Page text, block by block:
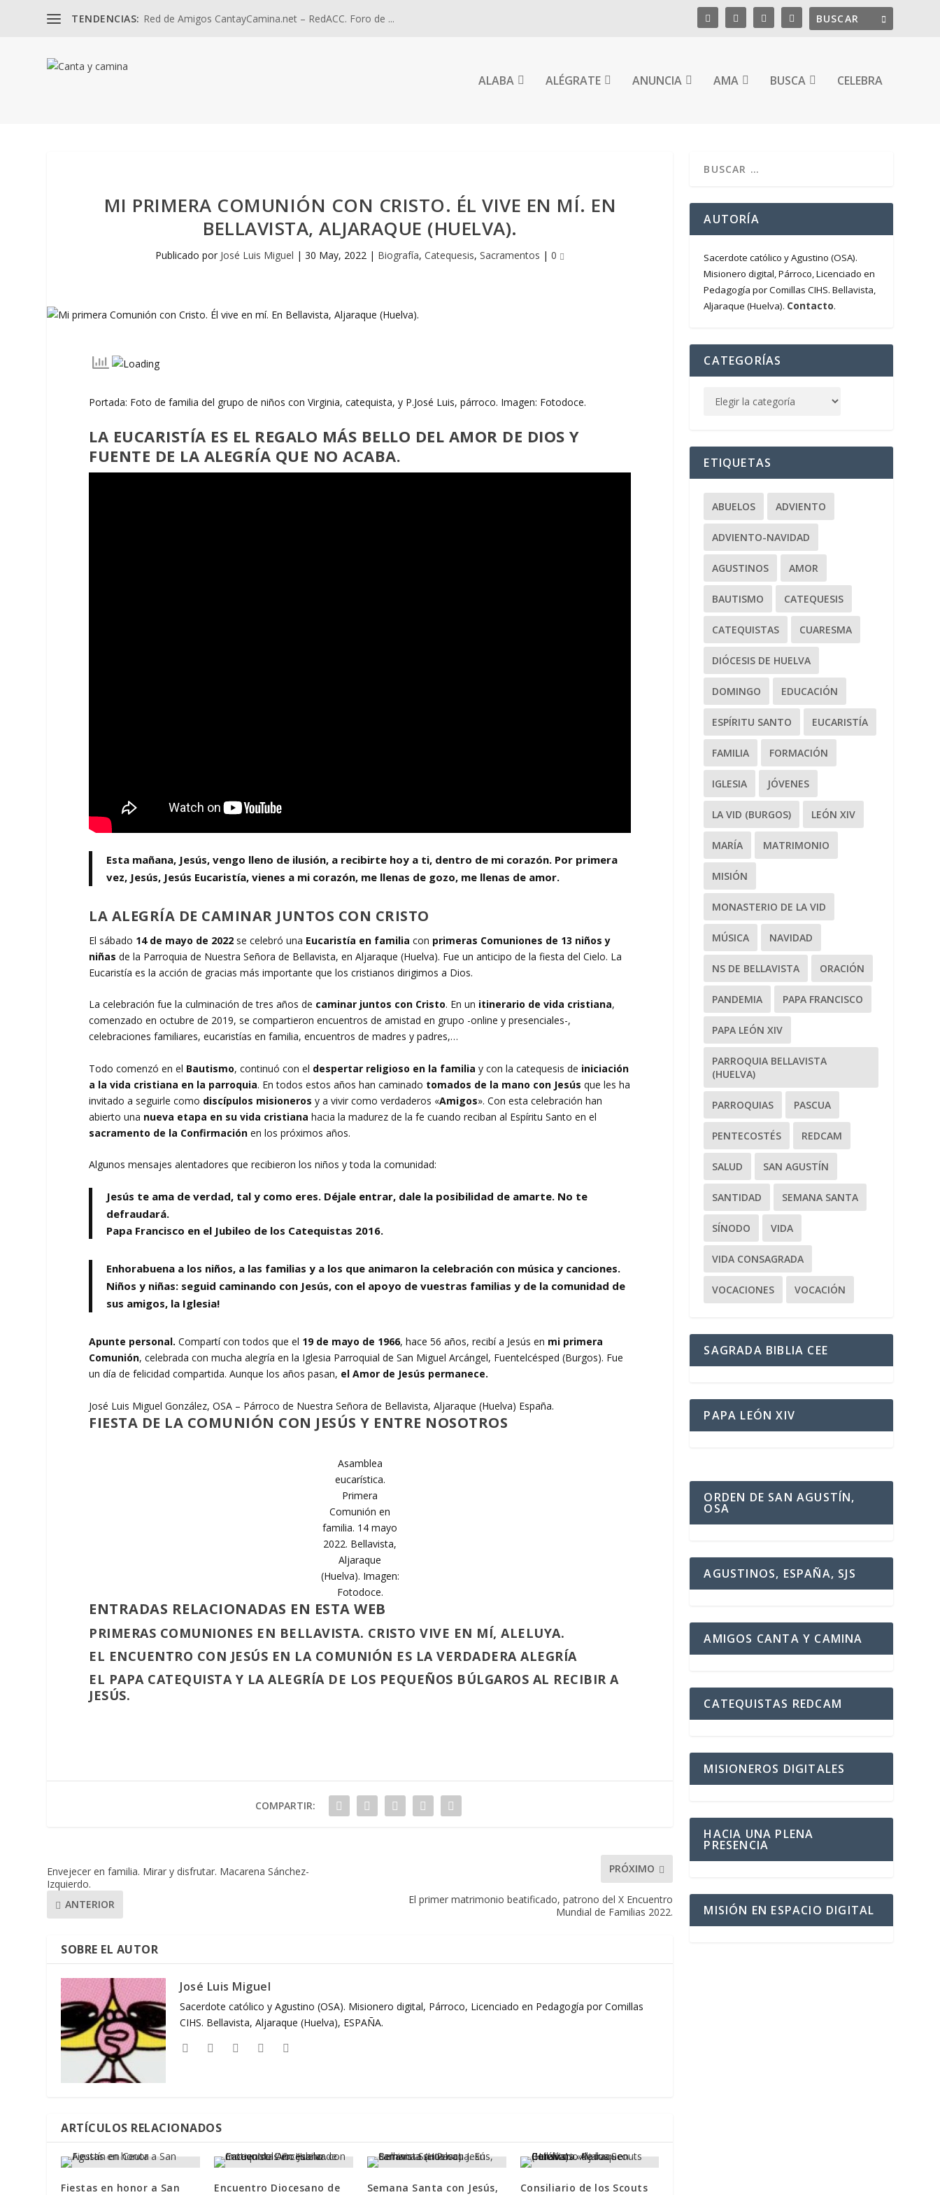
TENDENCIAS: Red de Amigos CantayCamina.net – RedACC. Foro de ...
ALABA ALÉGRATE ANUNCIA AMA BUSCA CELEBRA
MI PRIMERA COMUNIÓN CON CRISTO. ÉL VIVE EN MÍ. EN
BELLAVISTA, ALJARAQUE (HUELVA).
Publicado por José Luis Miguel |30 May, 2022 | Biografía,Catequesis,Sacramentos |0
Portada: Foto de familia del grupo de niños con Virginia, catequista, y P.José Luis, párroco. Imagen: Fotodoce.
LA EUCARISTÍA ES EL REGALO MÁS BELLO DEL AMOR DE DIOS Y
FUENTE DE LA ALEGRÍA QUE NO ACABA.
Esta mañana, Jesús, vengo lleno de ilusión, a recibirte hoy a ti, dentro de mi corazón. Por primera
vez, Jesús, Jesús Eucaristía, vienes a mi corazón, me llenas de gozo, me llenas de amor.
LA ALEGRÍA DE CAMINAR JUNTOS CON CRISTO
El sábado 14 de mayo de 2022 se celebró una Eucaristía en familia con primeras Comuniones de 13 niños y
niñas de la Parroquia de Nuestra Señora de Bellavista, en Aljaraque (Huelva). Fue un anticipo de la fiesta del Cielo. La
Eucaristía es la acción de gracias más importante que los cristianos dirigimos a Dios.
La celebración fue la culminación de tres años de caminar juntos con Cristo. En un itinerario de vida cristiana,
comenzado en octubre de 2019, se compartieron encuentros de amistad en grupo -online y presenciales-,
celebraciones familiares, eucaristías en familia, encuentros de madres y padres,…
Todo comenzó en el Bautismo, continuó con el despertar religioso en la familia y con la catequesis de iniciación
a la vida cristiana en la parroquia. En todos estos años han caminado tomados de la mano con Jesúsque les ha
invitado a seguirle como discípulos misionerosy a vivir como verdaderos «Amigos». Con esta celebración han
abierto una nueva etapa en su vida cristiana hacia la madurez de la fe cuando reciban al Espíritu Santo en el
sacramento de la Confirmación en los próximos años.
Algunos mensajes alentadores que recibieron los niños y toda la comunidad:
Jesús te ama de verdad, tal y como eres. Déjale entrar, dale la posibilidad de amarte. No te
defraudará.
Papa Francisco en el Jubileo de los Catequistas 2016.
Enhorabuena a los niños, a las familias y a los que animaron la celebración con música y canciones.
Niños y niñas: seguid caminando con Jesús, con el apoyo de vuestras familias y de la comunidad de
sus amigos, la Iglesia!
Apunte personal. Compartí con todos que el 19 de mayo de 1966, hace 56 años, recibí a Jesús en mi primera
Comunión, celebrada con mucha alegría en la Iglesia Parroquial de San Miguel Arcángel, Fuentelcésped (Burgos). Fue
un día de felicidad compartida. Aunque los años pasan, el Amor de Jesús permanece.
José Luis Miguel González, OSA – Párroco de Nuestra Señora de Bellavista, Aljaraque (Huelva) España.
FIESTA DE LA COMUNIÓN CON JESÚS Y ENTRE NOSOTROS
Asamblea
eucarística.
Primera
Comunión en
familia. 14 mayo
2022. Bellavista,
Aljaraque
(Huelva). Imagen:
Fotodoce.
ENTRADAS RELACIONADAS EN ESTA WEB
PRIMERAS COMUNIONES EN BELLAVISTA. CRISTO VIVE EN MÍ, ALELUYA.
EL ENCUENTRO CON JESÚS EN LA COMUNIÓN ES LA VERDADERA ALEGRÍA
EL PAPA CATEQUISTA Y LA ALEGRÍA DE LOS PEQUEÑOS BÚLGAROS AL RECIBIR A
JESÚS.
COMPARTIR:
Envejecer en familia. Mirar y disfrutar. Macarena Sánchez-
Izquierdo.
ANTERIOR
PRÓXIMO
El primer matrimonio beatificado, patrono del X Encuentro
Mundial de Familias 2022.
SOBRE EL AUTOR
José Luis Miguel
Sacerdote católico y Agustino (OSA). Misionero digital, Párroco, Licenciado en Pedagogía por Comillas
CIHS. Bellavista, Aljaraque (Huelva), ESPAÑA.
ARTÍCULOS RELACIONADOS
Fiestas en honor a San
Encuentro Diocesano de
Semana Santa con Jesús,
Consiliario de los Scouts
AUTORÍA
Sacerdote católico y Agustino (OSA).
Misionero digital, Párroco, Licenciado en
Pedagogía por Comillas CIHS. Bellavista,
Aljaraque (Huelva). Contacto.
CATEGORÍAS
ETIQUETAS
ABUELOS ADVIENTO
ADVIENTO-NAVIDAD
AGUSTINOS AMOR
BAUTISMO CATEQUESIS
CATEQUISTAS CUARESMA
DIÓCESIS DE HUELVA
DOMINGO EDUCACIÓN
ESPÍRITU SANTO EUCARISTÍA
FAMILIA FORMACIÓN
IGLESIA JÓVENES
LA VID (BURGOS) LEÓN XIV
MARÍA MATRIMONIO
MISIÓN
MONASTERIO DE LA VID
MÚSICA NAVIDAD
NS DE BELLAVISTA ORACIÓN
PANDEMIA PAPA FRANCISCO
PAPA LEÓN XIV
PARROQUIA BELLAVISTA
(HUELVA)
PARROQUIAS PASCUA
PENTECOSTÉS REDCAM
SALUD SAN AGUSTÍN
SANTIDAD SEMANA SANTA
SÍNODO VIDA
VIDA CONSAGRADA
VOCACIONES VOCACIÓN
SAGRADA BIBLIA CEE
PAPA LEÓN XIV
ORDEN DE SAN AGUSTÍN,
OSA
AGUSTINOS, ESPAÑA, SJS
AMIGOS CANTA Y CAMINA
CATEQUISTAS REDCAM
MISIONEROS DIGITALES
HACIA UNA PLENA
PRESENCIA
MISIÓN EN ESPACIO DIGITAL